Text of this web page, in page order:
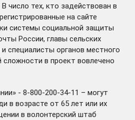
число тех, кто задействован в
на сайте
системы социальной защиты
России, главы сельских
специалисты органов местного
в проект вовлечено
- 8-800-200-34-11 – могут
в возрасте от 65 лет или их
в волонтерский штаб